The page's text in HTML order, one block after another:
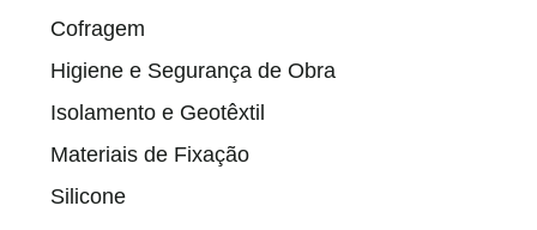
Cofragem
Higiene e Segurança de Obra
Isolamento e Geotêxtil
Materiais de Fixação
Silicone